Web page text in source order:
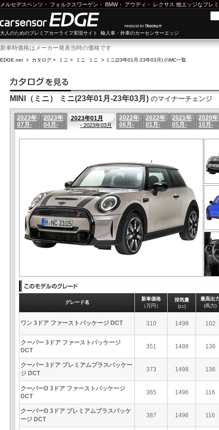
メルセデスベンツ ・ フォルクスワーゲン ・ BMW・ アウディ ・ レクサス 他エッジなプレ
大人のためのプレミアカーライフ実現サイト 輸入車・外車のカーセンサーエッジ
新車時価格はメーカー発表当時の価格です
EDGE.net > カタログ > ミニ > ミニ ミニ > ミニ(23年01月-23年03月) のMC一覧
MINI（ミニ） ミニ(23年01月-23年03月) のマイナーチェンジ
2023年
07月-
2023年
04月-
2023年01月
- 2023年03月
2022年
06月-
2022年
01月-
2021年
05月-
2020年
10月-
グレード名
新車価格
（万円）
排気量
(cc)
最高出
(馬力)
ワン 3ドア ファーストパッケージ DCT 310 1498 102
クーパー 3ドア ファーストパッケージ
DCT
351 1498 136
クーパー 3ドア プレミアムプラスパッケー
ジ DCT
373 1498 136
クーパーD 3ドア ファーストパッケージ
DCT
365 1496 116
クーパーD 3ドア プレミアムプラスパッケ
ージ DCT
387 1496 116